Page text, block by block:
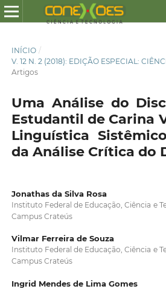
INÍCIO /
V. 12 N. 2 (2018): EDIÇÃO ESPECIAL:
Artigos
Uma Análise do
Estudantil de Carina
Linguística
da Análise Crítica do
Jonathas da Silva Rosa
Instituto Federal de Educação, Ciência e
Campus Crateús
Vilmar Ferreira de Souza
Instituto Federal de Educação, Ciência e
Campus Crateús
Ingrid Mendes de Lima Gomes